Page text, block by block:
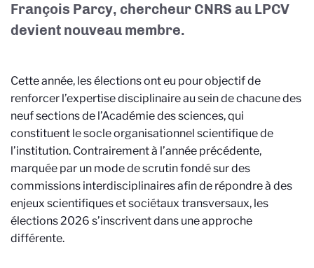
François Parcy, chercheur CNRS au LPCV
devient nouveau membre.
Cette année, les élections ont eu pour objectif de
renforcer l’expertise disciplinaire au sein de chacune des
neuf sections de l’Académie des sciences, qui
constituent le socle organisationnel scientifique de
l’institution. Contrairement à l’année précédente,
marquée par un mode de scrutin fondé sur des
commissions interdisciplinaires afin de répondre à des
enjeux scientifiques et sociétaux transversaux, les
élections 2026 s’inscrivent dans une approche
différente.